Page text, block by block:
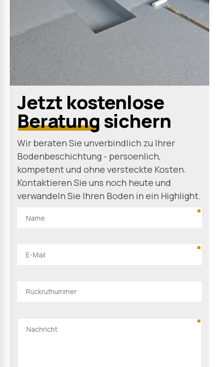
Jetzt kostenlose
Beratungsichern
Wir beraten Sie unverbindlich zu Ihrer
Bodenbeschichtung - persoenlich,
kompetent und ohne versteckte Kosten.
Kontaktieren Sie uns noch heute und
verwandeln Sie Ihren Boden in ein Highlight.